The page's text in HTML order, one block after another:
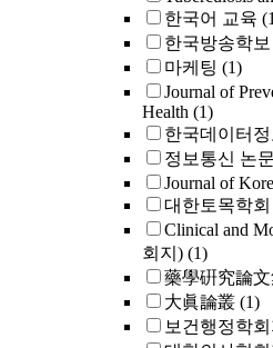
한국어 교육
한국방송학보
마케팅 (1)
Journal of
Health (1)
한국데이터정
정보통신 논
Journal of
대한토목학
Clinical and
회지) (1)
藥學硏究論
大眞論叢 (1)
보건행정학회